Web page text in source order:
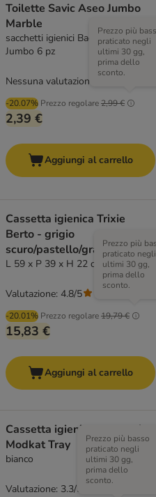
Toilette Savic Aseo Jumbo
Marble
sacchetti igienici Bag it Up Litter,
Jumbo 6 pz
-20.07% Prezzo regolare2,99 €
Prezzo più
praticato negli
ultimi 30 gg,
prima dello
sconto.
2,39 €
Nessuna valutazione
Aggiungi al carrello
Cassetta igienica Trixie
Berto - grigio
scuro/pastello/granito.
L 59 x P 39 x H 22 cm
-20.01% Prezzo regolare19,79 €
Prezzo più
praticato negli
ultimi 30 gg,
prima dello
sconto.
15,83 €
Valutazione: 4.8/5
Aggiungi al carrello
Cassetta igienica per gatti
Modkat Tray
bianco
Prezzo più basso
praticato negli
ultimi 30 gg,
prima dello
sconto.
Valutazione: 3.3/5